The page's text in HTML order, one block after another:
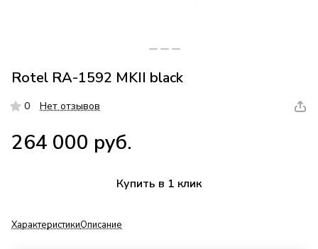
Rotel RA-1592 MKII black
0 Нет отзывов
264 000 руб.
Купить в 1 клик
ХарактеристикиОписание